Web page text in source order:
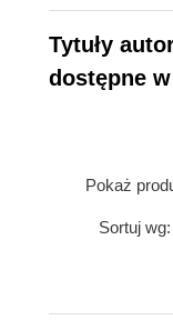
Tytuły
dostępne
Pokaż
Sortuj wg: